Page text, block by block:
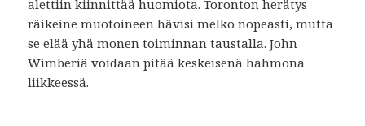
alettiin kiinnittää huomiota. Toronton herätys
räikeine muotoineen hävisi melko nopeasti, mutta
se elää yhä monen toiminnan taustalla. John
Wimberiä voidaan pitää keskeisenä hahmona
liikkeessä.